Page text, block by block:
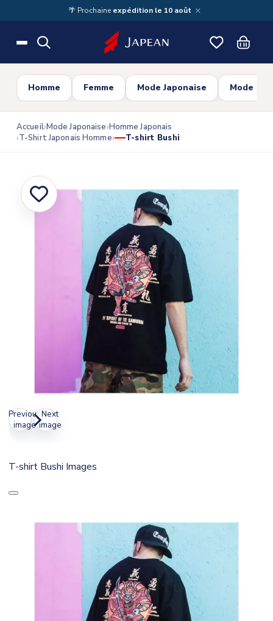
Skip to main content🌴 Prochaine expédition le 10 août ×
Homme Femme Mode Japonaise Mode
Accueil Mode Japonaise Homme Japonais
T-Shirt Japonais Homme
T-shirt Bushi
Previous
image
Next
image
T-shirt Bushi Images